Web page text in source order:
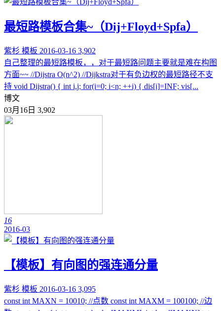
最短路模板合集~（Dij+Floyd+Spfa）
紫杉 模板 2016-03-16 3,902
自己整理的最短路模板，，对于最短路问题主要就是难在构图
方面~~ //Dijstra O(n^2) //Dijkstra对于有负边权的最短路径不支
持 void Dijstra() { int i,j; for(i=0; i<n; ++i) { dis[i]=INF; vis[...
博文
03月16日 3,902
16
2016-03
【模板】有向图的强连通分量
紫杉 模板 2016-03-16 3,095
const int MAXN = 10010; //点数 const int MAXM = 100100; //边